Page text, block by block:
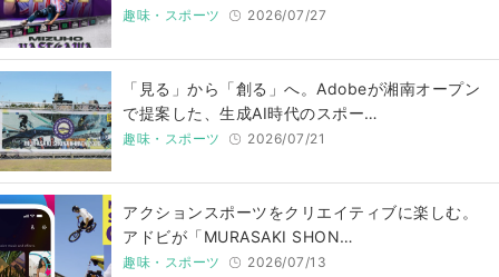
趣味・スポーツ 2026/07/27
「見る」から「創る」へ。Adobeが湘南オープン
で提案した、生成AI時代のスポー…
趣味・スポーツ 2026/07/21
アクションスポーツをクリエイティブに楽しむ。
アドビが「MURASAKI SHON…
趣味・スポーツ 2026/07/13